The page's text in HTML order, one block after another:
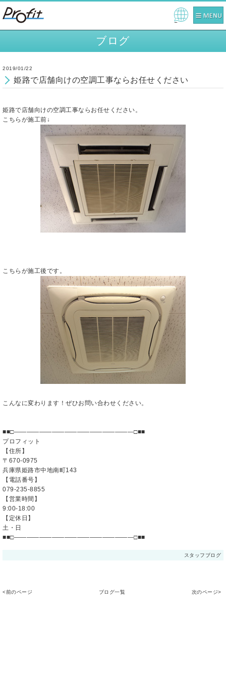
Pow
ブログ
2019/01/22
姫路で店舗向けの空調工事ならお任せください
姫路で店舗向けの空調工事ならお任せください。
こちらが施工前↓
こちらが施工後です。
こんなに変わります！ぜひお問い合わせください。
■■□―――――――――――――――――――□■■
プロフィット
【住所】
〒670-0975
兵庫県姫路市中地南町143
【電話番号】
079-235-8855
【営業時間】
9:00-18:00
【定休日】
土・日
■■□―――――――――――――――――――□■■
スタッフブログ
<前のページ ブログ一覧 次のページ>